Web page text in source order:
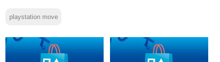
playstation move